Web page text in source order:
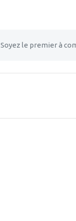
Soyez le premier à